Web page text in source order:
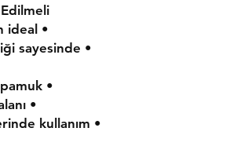
• Hafiflik: İnce yapısı ile yazlık projeler için ideal
sayesinde
• Doğallık: Kimyasal işlem görmemiş, saf pamuk
• Ekonomik: Uygun fiyatlı geniş kullanım alanı
kullanım